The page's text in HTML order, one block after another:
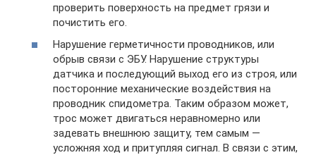
проверить поверхность на предмет грязи и
почистить его.
Нарушение герметичности проводников, или
обрыв связи с ЭБУ. Нарушение структуры
датчика и последующий выход его из строя, или
посторонние механические воздействия на
проводник спидометра. Таким образом может,
трос может двигаться неравномерно или
задевать внешнюю защиту, тем самым —
усложняя ход и притупляя сигнал. В связи с этим,